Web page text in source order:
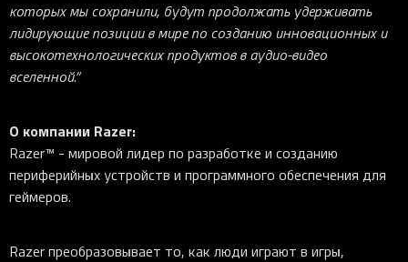
которых мы сохранили, будут продолжать удерживать
лидирующие позиции в мире по созданию инновационных и
высокотехнологических продуктов в аудио-видео
вселенной.”
О компании Razer:
Razer™ - мировой лидер по разработке и созданию
периферийных устройств и программного обеспечения для
геймеров.
Razer преобразовывает то, как люди играют в игры,